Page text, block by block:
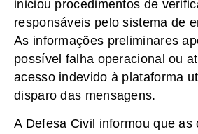
iniciou procedimentos de
responsáveis pelo sistema de
As informações preliminares
possível falha operacional ou
acesso indevido à plataforma
disparo das mensagens.
A Defesa Civil informou que as